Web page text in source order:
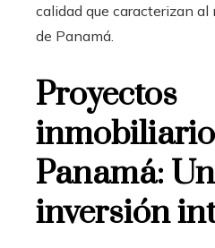
calidad que caracterizan
de Panamá.
Proyectos
Panamá:
inversión